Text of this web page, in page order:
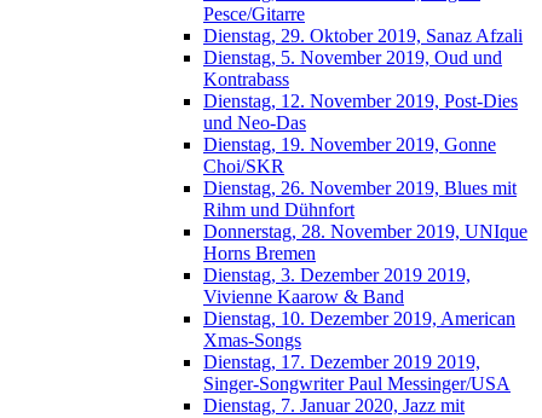
Pesce/Gitarre
Dienstag, 29. Oktober 2019, Sanaz Afzali
Dienstag, 5. November 2019, Oud und
Kontrabass
Dienstag, 12. November 2019, Post-Dies
und Neo-Das
Dienstag, 19. November 2019, Gonne
Choi/SKR
Dienstag, 26. November 2019, Blues mit
Rihm und Dühnfort
Donnerstag, 28. November 2019, UNIque
Horns Bremen
Dienstag, 3. Dezember 2019 2019,
Vivienne Kaarow & Band
Dienstag, 10. Dezember 2019, American
Xmas-Songs
Dienstag, 17. Dezember 2019 2019,
Singer-Songwriter Paul Messinger/USA
Dienstag, 7. Januar 2020, Jazz mit